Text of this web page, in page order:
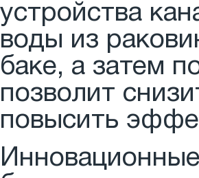
устройства
воды из
баке, а затем
позволит
повысить